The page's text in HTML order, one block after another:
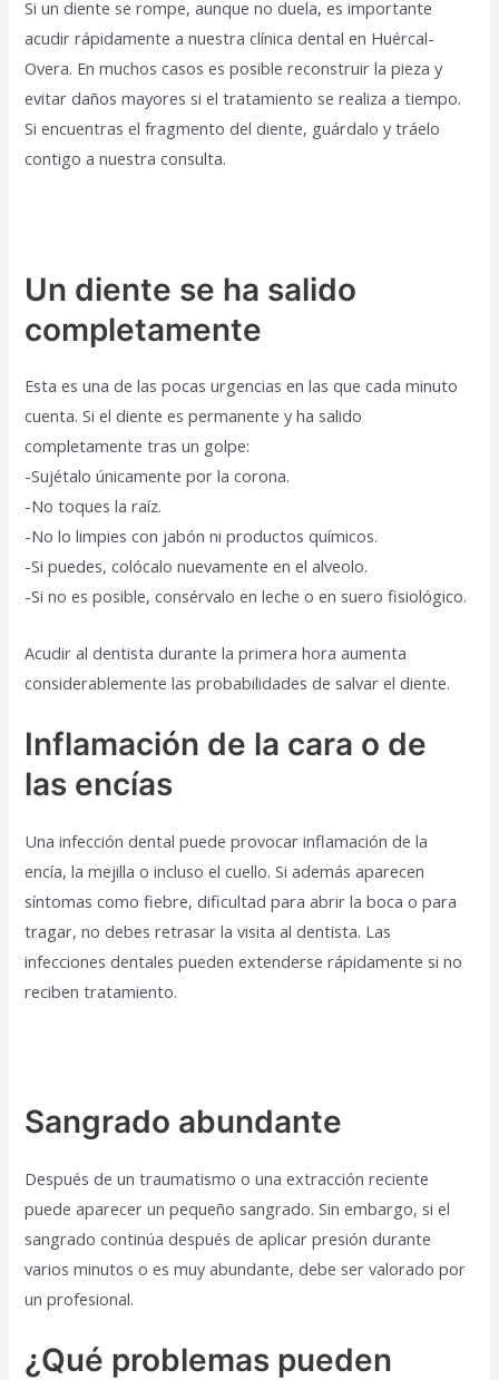
Si un diente se rompe, aunque no duela, es importante
acudir rápidamente a nuestra clínica dental en Huércal-
Overa. En muchos casos es posible reconstruir la pieza y
evitar daños mayores si el tratamiento se realiza a tiempo.
Si encuentras el fragmento del diente, guárdalo y tráelo
contigo a nuestra consulta.
Un diente se ha salido
completamente
Esta es una de las pocas urgencias en las que cada minuto
cuenta. Si el diente es permanente y ha salido
completamente tras un golpe:
-Sujétalo únicamente por la corona.
-No toques la raíz.
-No lo limpies con jabón ni productos químicos.
-Si puedes, colócalo nuevamente en el alveolo.
-Si no es posible, consérvalo en leche o en suero fisiológico.
Acudir al dentista durante la primera hora aumenta
considerablemente las probabilidades de salvar el diente.
Inflamación de la cara o de
las encías
Una infección dental puede provocar inflamación de la
encía, la mejilla o incluso el cuello. Si además aparecen
síntomas como fiebre, dificultad para abrir la boca o para
tragar, no debes retrasar la visita al dentista. Las
infecciones dentales pueden extenderse rápidamente si no
reciben tratamiento.
Sangrado abundante
Después de un traumatismo o una extracción reciente
puede aparecer un pequeño sangrado. Sin embargo, si el
sangrado continúa después de aplicar presión durante
varios minutos o es muy abundante, debe ser valorado por
un profesional.
¿Qué problemas pueden